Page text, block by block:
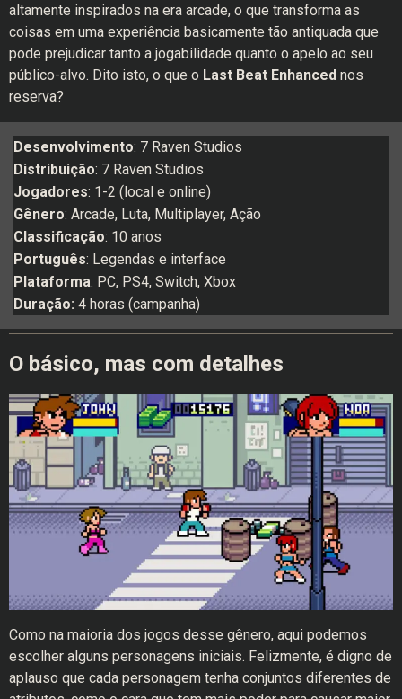
altamente inspirados na era arcade, o que transforma as
coisas em uma experiência basicamente tão antiquada que
pode prejudicar tanto a jogabilidade quanto o apelo ao seu
público-alvo. Dito isto, o que o Last Beat Enhanced nos
reserva?
Desenvolvimento: 7 Raven Studios
Distribuição: 7 Raven Studios
Jogadores: 1-2 (local e online)
Gênero: Arcade, Luta, Multiplayer, Ação
Classificação: 10 anos
Português: Legendas e interface
Plataforma: PC, PS4, Switch, Xbox
Duração: 4 horas (campanha)
O básico, mas com detalhes
Como na maioria dos jogos desse gênero, aqui podemos
escolher alguns personagens iniciais. Felizmente, é digno de
aplauso que cada personagem tenha conjuntos diferentes de